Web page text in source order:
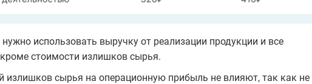
использовать выручку от реализации продукции и все
стоимости излишков сырья.
излишков сырья на операционную прибыль не влияют, так как не